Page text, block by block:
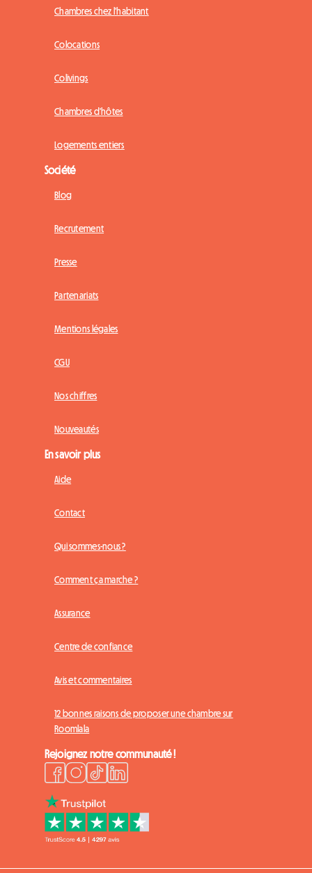
Chambres chez l'habitant
Colocations
Colivings
Chambres d'hôtes
Logements entiers
Société
Blog
Recrutement
Presse
Partenariats
Mentions légales
CGU
Nos chiffres
Nouveautés
En savoir plus
Aide
Contact
Qui sommes-nous ?
Comment ça marche ?
Assurance
Centre de confiance
Avis et commentaires
12 bonnes raisons de proposer une chambre sur
Roomlala
Rejoignez notre communauté !